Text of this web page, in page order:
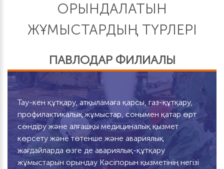
ОРЫНДАЛАТЫН
ЖҰМЫСТАРДЫҢ ТҮРЛЕРІ
ПАВЛОДАР ФИЛИАЛЫ
Тау-кен құтқару, атқыламаға қарсы, газ-құтқару,
профилактикалық жұмыстар, сонымен қатар өрт
сөндіру және алғашқы медициналық қызмет
көрсету және төтенше және авариялық
жағдайларда өзге де авариялық-құтқару
жұмыстарын орындау Кәсіпорын қызметінің негізі